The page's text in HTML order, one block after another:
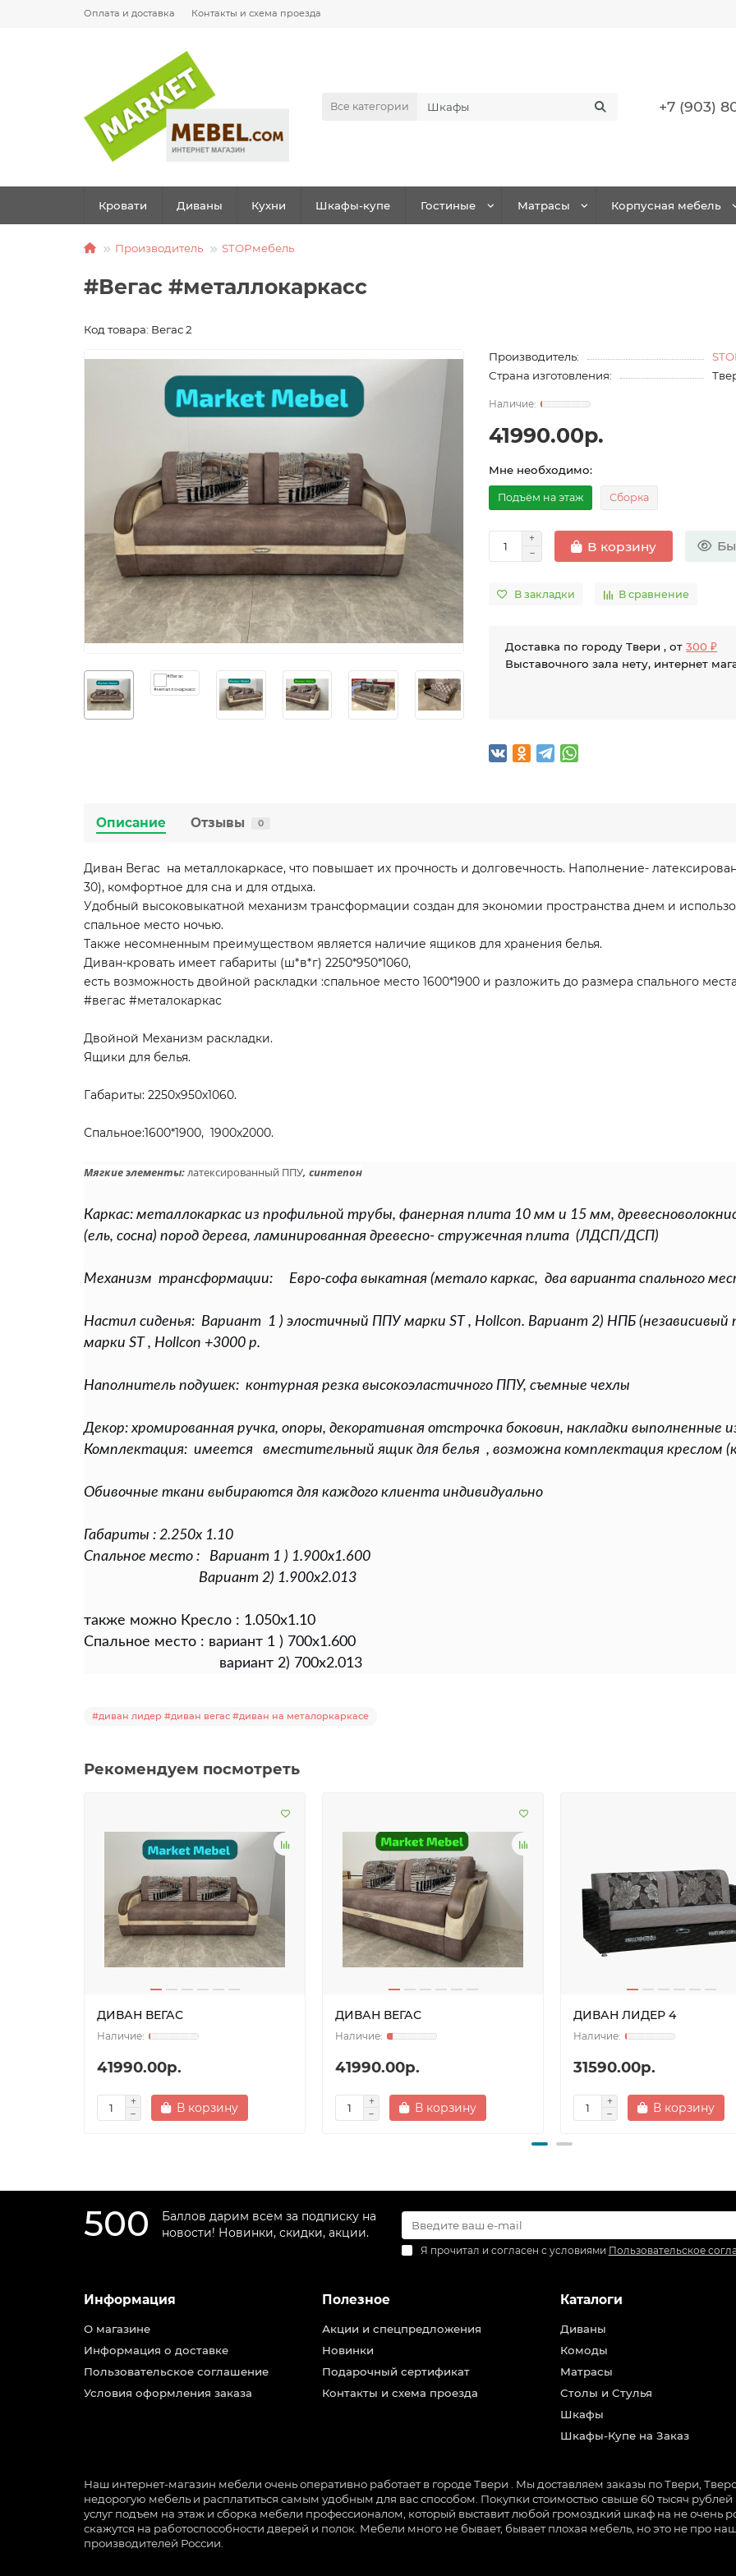
Оплата и доставка Контакты и схема проезда
Все категории +7 (903)
Кровати Диваны Кухни Шкафы-купе Гостиные Матрасы Корпусная мебель
Производитель STOPмебель
#Вегас #металлокаркасс
Код товара: Вегас 2
Производитель:
Страна изготовления:
41990.00р.
Мне необходимо:
Подъём на этаж Сборка
В корзину
В закладки В сравнение
Доставка по городу Твери , от300 ₽
Выставочного зала нету, интернет
Описание Отзывы 0
Диван Вегас на металлокаркасе, что повышает их прочность и долговечность. Наполнение-
30), комфортное для сна и для отдыха.
Удобный высоковыкатной механизм трансформации создан для экономии пространства днем и
спальное место ночью.
Также несомненным преимуществом является наличие ящиков для хранения белья.
Диван-кровать имеет габариты (ш*в*г) 2250*950*1060,
есть возможность двойной раскладки :спальное место 1600*1900 и разложить до размера спального
#вегас #металокаркас
Двойной Механизм раскладки.
Ящики для белья.
Габариты: 2250х950х1060.
Спальное:1600*1900, 1900х2000.
Мягкие элементы:латексированный ППУ, синтепон
Каркас: металлокаркас из профильной трубы, фанерная плита 10 мм и 15 мм,
(ель, сосна) пород дерева, ламинированная древесно- стружечная плита (ЛДСП/ДСП)
Механизм трансформации: Евро-софа выкатная (метало каркас, два варианта спального
Настил сиденья: Вариант 1 ) элостичный ППУ марки ST , Hollcon. Вариант 2) НПБ
марки ST , Hollcon +3000 р.
Наполнитель подушек: контурная резка высокоэластичного ППУ, съемные чехлы
Декор: хромированная ручка, опоры, декоративная отстрочка боковин, накладки выполненные
Комплектация: имеется вместительный ящик для белья , возможна комплектация креслом
Обивочные ткани выбираются для каждого клиента индивидуально
Габариты : 2.250х 1.10
Спальное место :
Вариант 1 ) 1.900х1.600
Вариант 2) 1.900х2.013
также можно Кресло : 1.050х1.10
Спальное место : вариант 1 ) 700х1.600
вариант 2) 700х2.013
#диван лидер #диван вегас #диван на металоркаркасе
Рекомендуем посмотреть
ДИВАН ВЕГАС
41990.00р.
В корзину
ДИВАН ВЕГАС
41990.00р.
В корзину
ДИВАН ЛИДЕР 4
31590.00р.
В корзину
500
Баллов дарим всем за подписку на
новости! Новинки, скидки, акции.
Я прочитал и согласен с условиями Пользовательское
Информация
О магазине
Информация о доставке
Пользовательское соглашение
Условия оформления заказа
Полезное
Акции и спецпредложения
Новинки
Подарочный сертификат
Контакты и схема проезда
Каталоги
Диваны
Комоды
Матрасы
Столы и Стулья
Шкафы
Шкафы-Купе на Заказ
Наш интернет-магазин мебели очень оперативно работает в городе Твери . Мы доставляем заказы по Твери,
недорогую мебель и расплатиться самым удобным для вас способом. Покупки стоимостью свыше 60 тысяч рублей
услуг подъем на этаж и сборка мебели профессионалом, который выставит любой громоздкий шкаф на не очень
скажутся на работоспособности дверей и полок. Мебели много не бывает, бывает плохая мебель, но это не про
производителей России.